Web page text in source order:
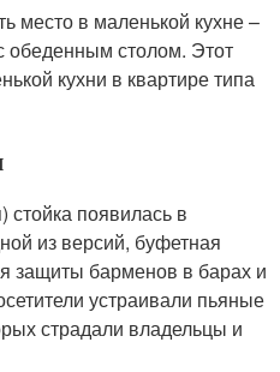
место в маленькой кухне –
обеденным столом. Этот
кухни в квартире типа
появилась в
из версий, буфетная
защиты барменов в барах и
устраивали пьяные
страдали владельцы и